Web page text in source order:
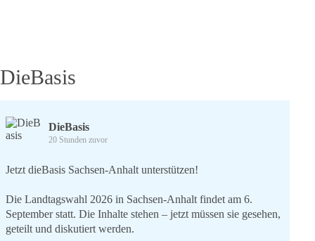
DieBasis
DieBasis
20 Stunden zuvor
Jetzt dieBasis Sachsen-Anhalt unterstützen!
Die Landtagswahl 2026 in Sachsen-Anhalt findet am 6.
September statt. Die Inhalte stehen – jetzt müssen sie gesehen,
geteilt und diskutiert werden.